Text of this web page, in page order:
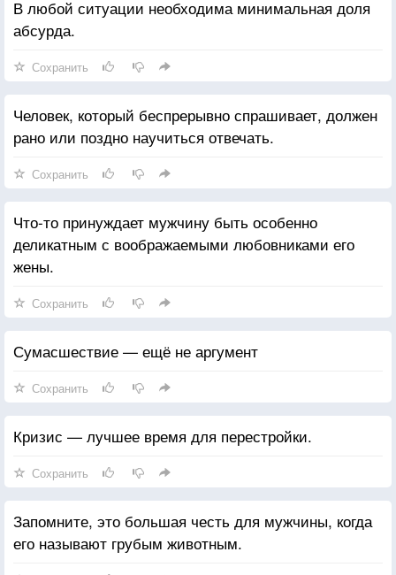
В любой ситуации необходима минимальная доля
абсурда.
Сохранить
Человек, который беспрерывно спрашивает, должен
рано или поздно научиться отвечать.
Сохранить
Что-то принуждает мужчину быть особенно
деликатным с воображаемыми любовниками его
жены.
Сохранить
Сумасшествие — ещё не аргумент
Сохранить
Кризис — лучшее время для перестройки.
Сохранить
Запомните, это большая честь для мужчины, когда
его называют грубым животным.